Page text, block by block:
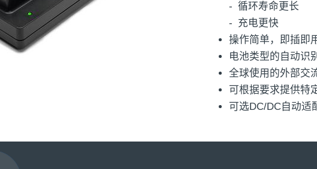
循环寿命更长
充电更快
操作简单，即插即
电池类型的自动识
全球使用的外部交
可根据要求提供特
可选DC/DC自动适